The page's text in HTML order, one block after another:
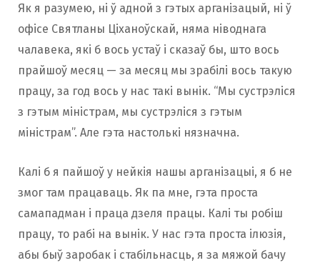
Як я разумею, ні ў адной з гэтых арганізацый, ні ў
офісе Святланы Ціханоўскай, няма ніводнага
чалавека, які б вось устаў і сказаў бы, што вось
прайшоў месяц — за месяц мы зрабілі вось такую
працу, за год вось у нас такі вынік. “Мы сустрэліся
з гэтым міністрам, мы сустрэліся з гэтым
міністрам”. Але гэта настолькі нязначна.
Калі б я пайшоў у нейкія нашы арганізацыі, я б не
змог там працаваць. Як па мне, гэта проста
самападман і праца дзеля працы. Калі ты робіш
працу, то рабі на вынік. У нас гэта проста ілюзія,
абы быў заробак і стабільнасць, я за мяжой бачу